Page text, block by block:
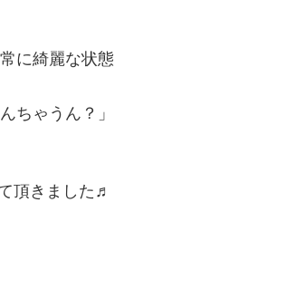
に綺麗な状態
ちゃうん？」
頂きました♬